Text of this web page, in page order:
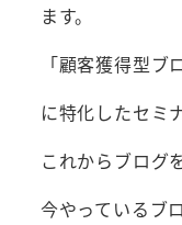
ます。
「顧客獲得型ブ
に特化したセミ
これからブログ
今やっているブ